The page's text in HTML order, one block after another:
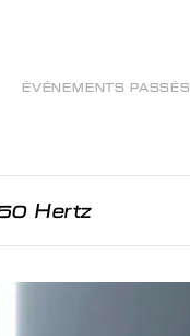
ÉVÉNEMENTS PASSÉS
Hertz